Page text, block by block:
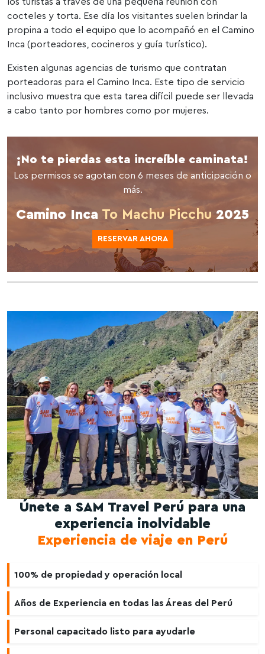
los turistas a través de una pequeña reunión con
cocteles y torta. Ese día los visitantes suelen brindar la
propina a todo el equipo que lo acompañó en el Camino
Inca (porteadores, cocineros y guía turístico).
Existen algunas agencias de turismo que contratan
porteadoras para el Camino Inca. Este tipo de servicio
inclusivo muestra que esta tarea difícil puede ser llevada
a cabo tanto por hombres como por mujeres.
¡No te pierdas esta increíble caminata!
Los permisos se agotan con 6 meses de anticipación o
más.
Camino Inca To Machu Picchu 2025
RESERVAR AHORA
Únete a SAM Travel Perú para una
experiencia inolvidable
Experiencia de viaje en Perú
100% de propiedad y operación local
Años de Experiencia en todas las Áreas del Perú
Personal capacitado listo para ayudarle